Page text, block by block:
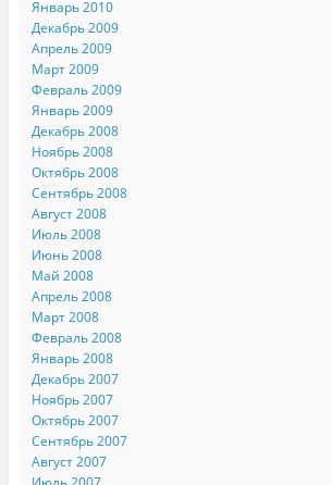
Январь 2010
Декабрь 2009
Апрель 2009
Март 2009
Февраль 2009
Январь 2009
Декабрь 2008
Ноябрь 2008
Октябрь 2008
Сентябрь 2008
Август 2008
Июль 2008
Июнь 2008
Май 2008
Апрель 2008
Март 2008
Февраль 2008
Январь 2008
Декабрь 2007
Ноябрь 2007
Октябрь 2007
Сентябрь 2007
Август 2007